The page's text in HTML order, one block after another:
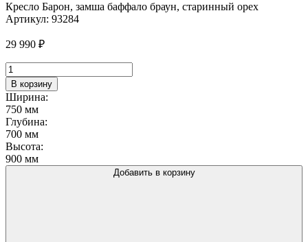
Кресло Барон, замша баффало браун, старинный орех
Артикул: 93284
29 990 ₽
Количество
товара
Кресло
Барон,
замша
баффало
браун,
старинный
орех
В корзину
Ширина:
750 мм
Глубина:
700 мм
Высота:
900 мм
Добавить в корзину